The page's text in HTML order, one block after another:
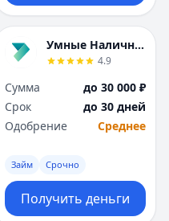
Челябинск
Чита
Я
Вся Россия
Челябинск
Чита
Я
Вся Россия
Умные Наличные
4.9
Сумма
до 30 000 ₽
Срок
до 30 дней
Одобрение
Среднее
Займ Срочно
Получить деньги